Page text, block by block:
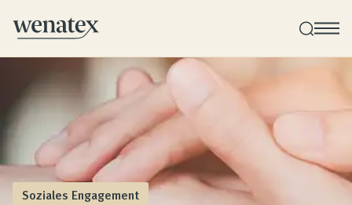
Wenatex Schlafberatung
Produktberatung zu Hause, im Store oder online!
Produkte
Soziales Engagement